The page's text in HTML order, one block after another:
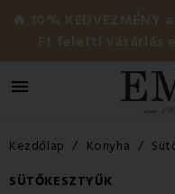
🔥 10%
Ft feletti vásárlás

Kezdőlap Konyha
SÜTŐKESZTYŰK